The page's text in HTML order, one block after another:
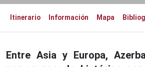
Itinerario Información Mapa
Entre Asia y Europa,